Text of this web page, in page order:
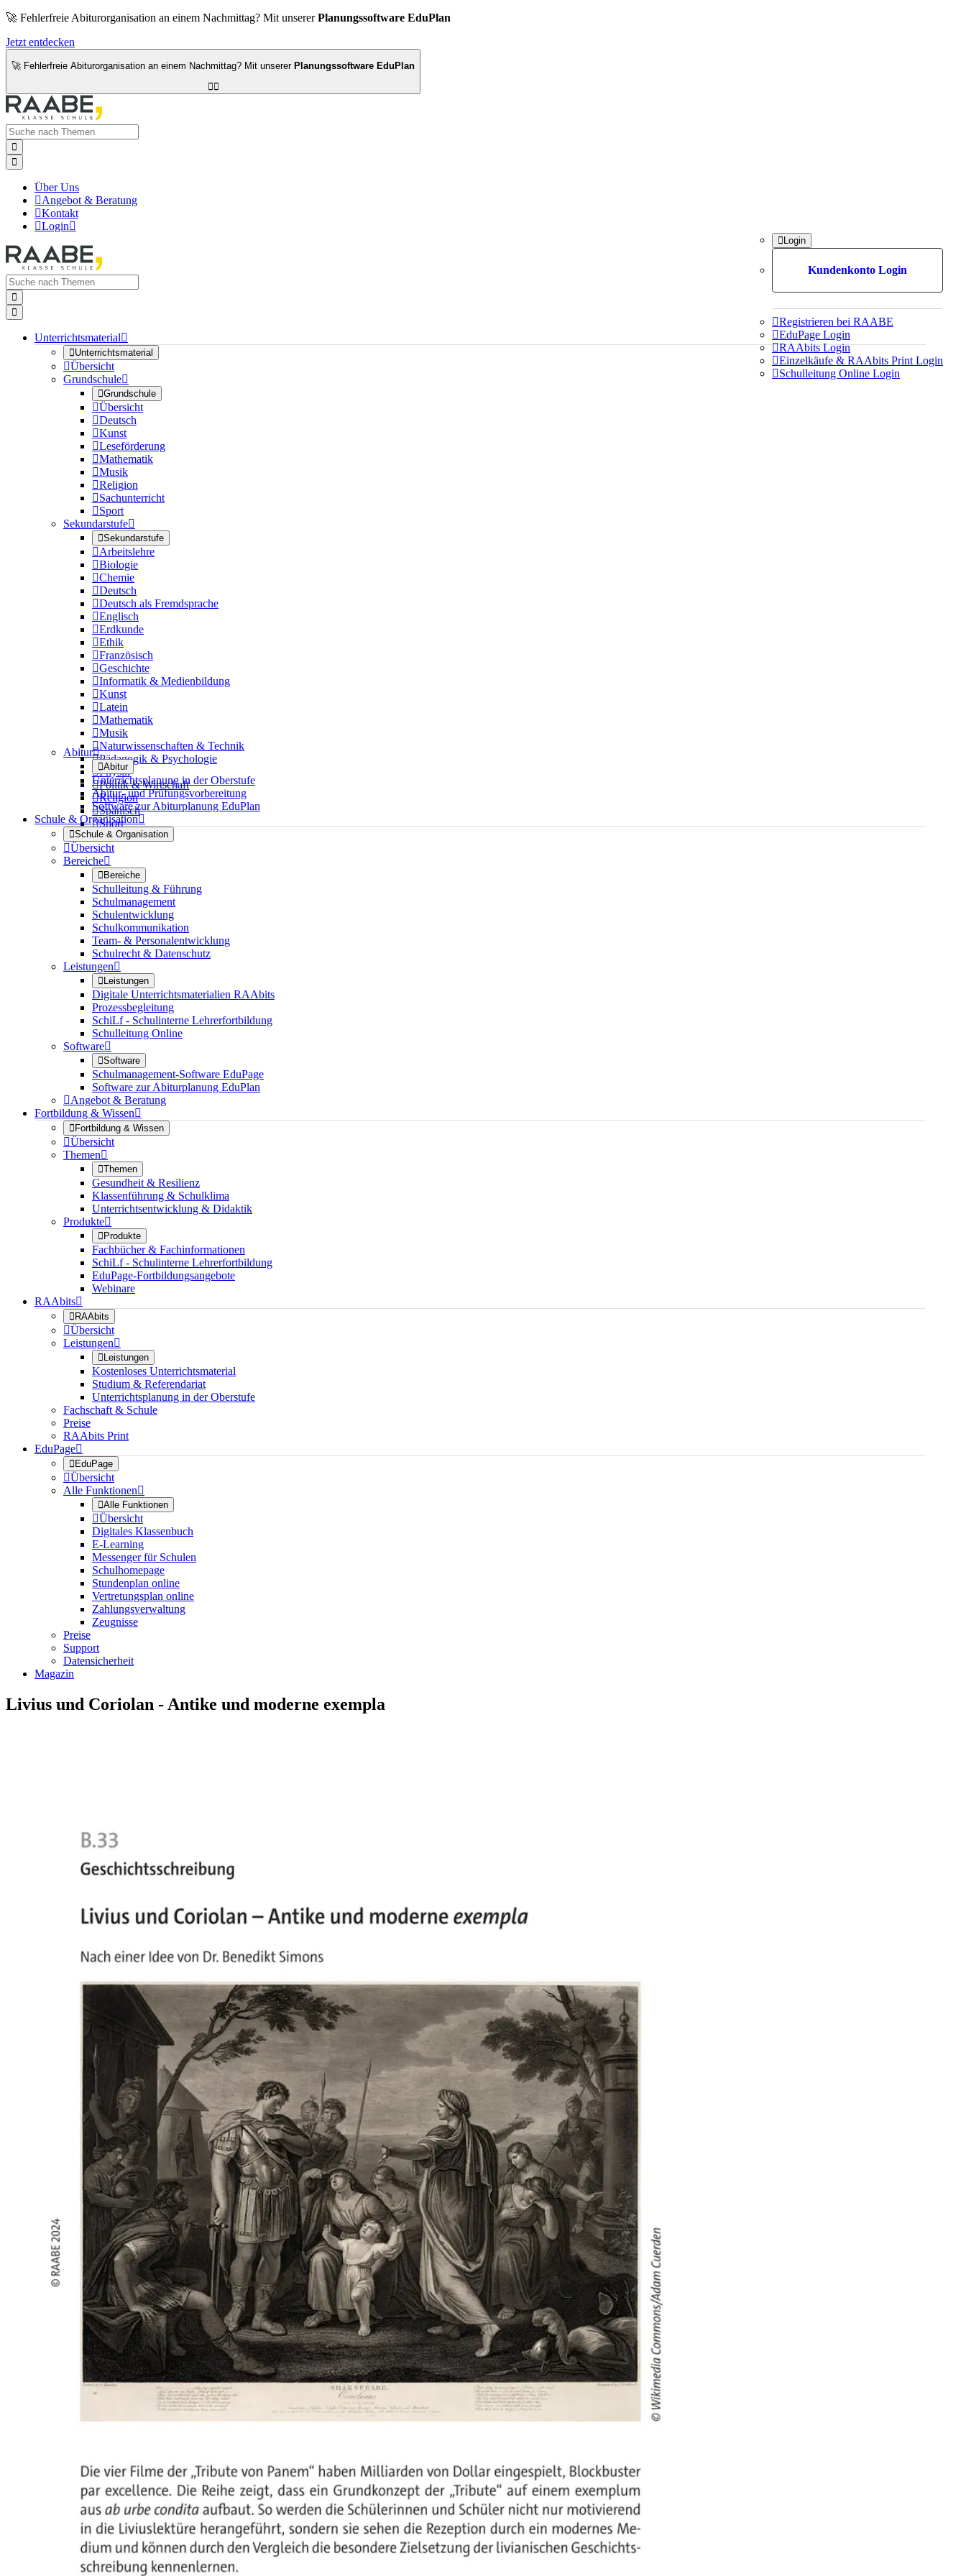
🚀 Fehlerfreie Abiturorganisation an einem Nachmittag? Mit unsererPlanungssoftware EduPlan
Jetzt entdecken
🚀 Fehlerfreie Abiturorganisation an einem Nachmittag? Mit unserer Planungssoftware EduPlan



Über Uns
Angebot & Beratung
Kontakt
Login
Login
Kundenkonto Login
Registrieren bei RAABE
EduPage Login
RAAbits Login
Einzelkäufe & RAAbits Print Login
Schulleitung Online Login


Unterrichtsmaterial
Unterrichtsmaterial
Übersicht
Grundschule
Grundschule
Übersicht
Deutsch
Kunst
Leseförderung
Mathematik
Musik
Religion
Sachunterricht
Sport
Sekundarstufe
Sekundarstufe
Arbeitslehre
Biologie
Chemie
Deutsch
Deutsch als Fremdsprache
Englisch
Erdkunde
Ethik
Französisch
Geschichte
Informatik & Medienbildung
Kunst
Latein
Mathematik
Musik
Naturwissenschaften & Technik
Pädagogik & Psychologie
Physik
Politik & Wirtschaft
Religion
Spanisch
Sport
Abitur
Abitur
Unterrichtsplanung in der Oberstufe
Abitur- und Prüfungsvorbereitung
Software zur Abiturplanung EduPlan
Schule & Organisation
Schule & Organisation
Übersicht
Bereiche
Bereiche
Schulleitung & Führung
Schulmanagement
Schulentwicklung
Schulkommunikation
Team- & Personalentwicklung
Schulrecht & Datenschutz
Leistungen
Leistungen
Digitale Unterrichtsmaterialien RAAbits
Prozessbegleitung
SchiLf - Schulinterne Lehrerfortbildung
Schulleitung Online
Software
Software
Schulmanagement-Software EduPage
Software zur Abiturplanung EduPlan
Angebot & Beratung
Fortbildung & Wissen
Fortbildung & Wissen
Übersicht
Themen
Themen
Gesundheit & Resilienz
Klassenführung & Schulklima
Unterrichtsentwicklung & Didaktik
Produkte
Produkte
Fachbücher & Fachinformationen
SchiLf - Schulinterne Lehrerfortbildung
EduPage-Fortbildungsangebote
Webinare
RAAbits
RAAbits
Übersicht
Leistungen
Leistungen
Kostenloses Unterrichtsmaterial
Studium & Referendariat
Unterrichtsplanung in der Oberstufe
Fachschaft & Schule
Preise
RAAbits Print
EduPage
EduPage
Übersicht
Alle Funktionen
Alle Funktionen
Übersicht
Digitales Klassenbuch
E-Learning
Messenger für Schulen
Schulhomepage
Stundenplan online
Vertretungsplan online
Zahlungsverwaltung
Zeugnisse
Preise
Support
Datensicherheit
Magazin
Livius und Coriolan - Antike und moderne exempla